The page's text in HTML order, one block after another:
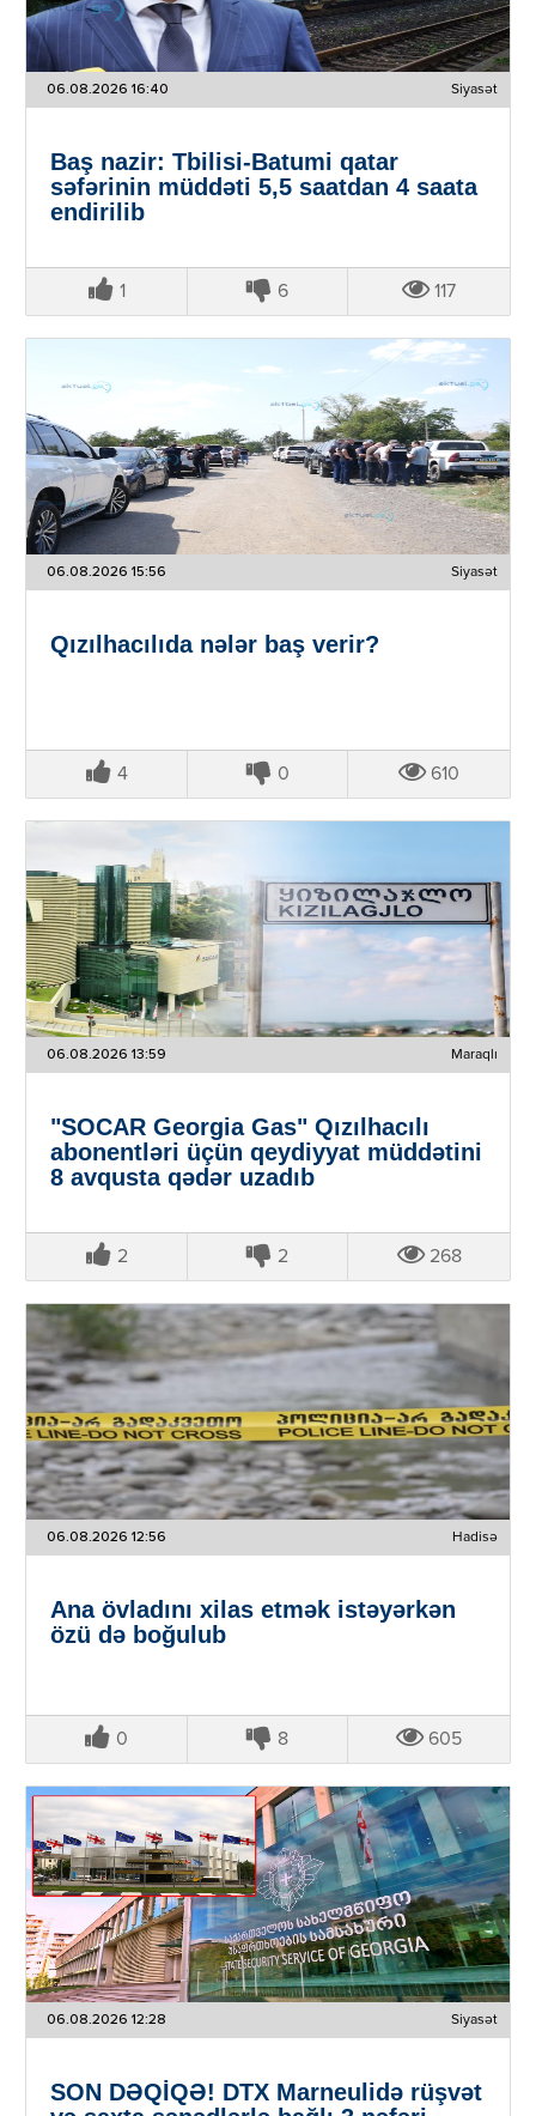
06.08.2026 16:40 Siyasət
Baş nazir: Tbilisi-Batumi qatar
səfərinin müddəti 5,5 saatdan 4 saata
endirilib
1 6 117
06.08.2026 15:56 Siyasət
Qızılhacılıda nələr baş verir?
4 0 610
06.08.2026 13:59 Maraqlı
"SOCAR Georgia Gas" Qızılhacılı
abonentləri üçün qeydiyyat müddətini
8 avqusta qədər uzadıb
2 2 268
06.08.2026 12:56 Hadisə
Ana övladını xilas etmək istəyərkən
özü də boğulub
0 8 605
06.08.2026 12:28 Siyasət
SON DƏQİQƏ! DTX Marneulidə rüşvət